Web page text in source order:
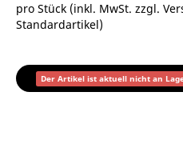
pro Stück (inkl. MwSt. zzgl.
Standardartikel)
Der Artikel ist aktuell nicht an